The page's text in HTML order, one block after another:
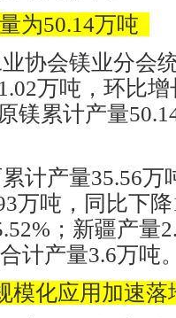
为50.14万吨
协会镁业分会
万吨，环比
镁累计产量
计产量35.56万
万吨，同比下
；新疆产量
计产量3.6万吨
模化应用加速落